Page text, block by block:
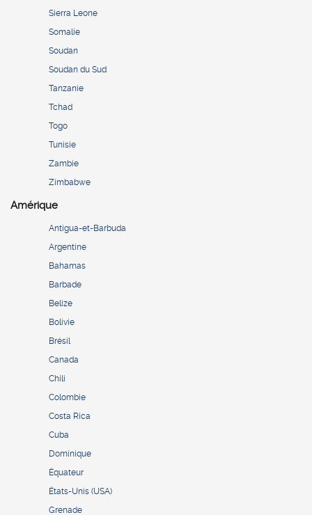
Sierra Leone
Somalie
Soudan
Soudan du Sud
Tanzanie
Tchad
Togo
Tunisie
Zambie
Zimbabwe
Amérique
Antigua-et-Barbuda
Argentine
Bahamas
Barbade
Belize
Bolivie
Brésil
Canada
Chili
Colombie
Costa Rica
Cuba
Dominique
Équateur
États-Unis (USA)
Grenade